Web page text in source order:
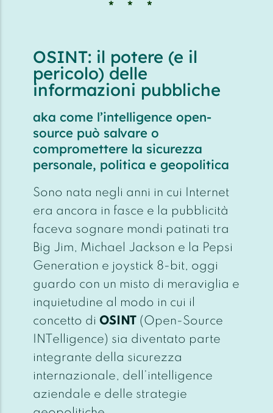
OSINT: il potere (e il
pericolo) delle
informazioni pubbliche
aka come l’intelligence open-
source può salvare o
compromettere la sicurezza
personale, politica e geopolitica
Sono nata negli anni in cui Internet
era ancora in fasce e la pubblicità
faceva sognare mondi patinati tra
Big Jim, Michael Jackson e la Pepsi
Generation e joystick 8-bit, oggi
guardo con un misto di meraviglia e
inquietudine al modo in cui il
concetto di OSINT(Open-Source
INTelligence) sia diventato parte
integrante della sicurezza
internazionale, dell’intelligence
aziendale e delle strategie